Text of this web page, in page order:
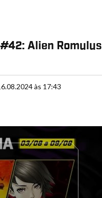
Alien Romulus
às 17:43